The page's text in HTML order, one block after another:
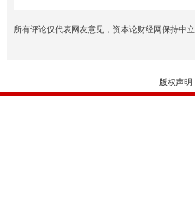
所有评论仅代表网友意见，资本论财经网保持中立
版权声明